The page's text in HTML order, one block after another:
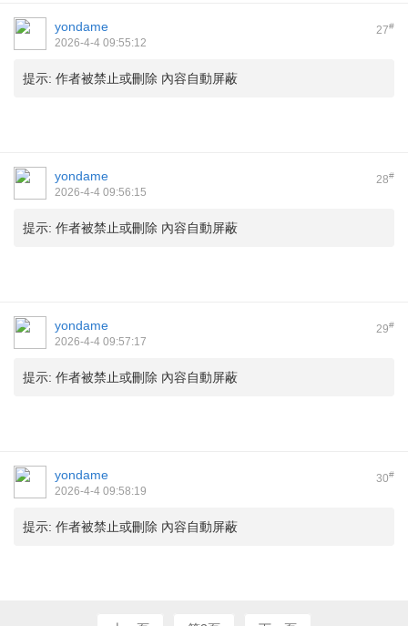
27#
yondame
2026-4-4 09:55:12
提示: 作者被禁止或刪除 內容自動屏蔽
28#
yondame
2026-4-4 09:56:15
提示: 作者被禁止或刪除 內容自動屏蔽
29#
yondame
2026-4-4 09:57:17
提示: 作者被禁止或刪除 內容自動屏蔽
30#
yondame
2026-4-4 09:58:19
提示: 作者被禁止或刪除 內容自動屏蔽